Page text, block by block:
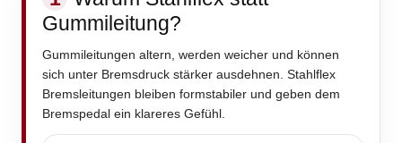
Gummileitung?
Gummileitungen altern, werden weicher und können
sich unter Bremsdruck stärker ausdehnen. Stahlflex
Bremsleitungen bleiben formstabiler und geben dem
Bremspedal ein klareres Gefühl.